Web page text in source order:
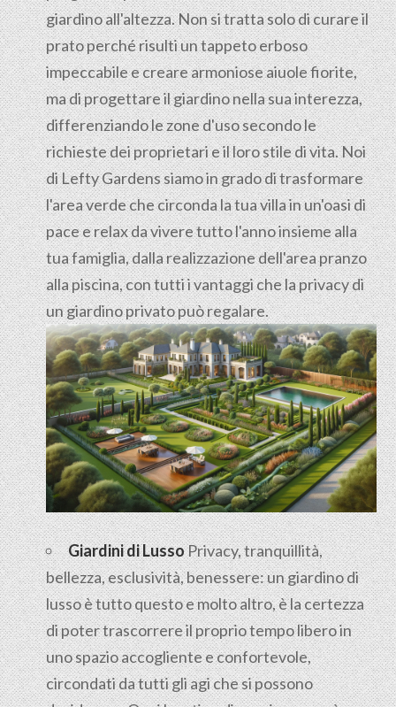
giardino all'altezza. Non si tratta solo di curare il
prato perché risulti un tappeto erboso
impeccabile e creare armoniose aiuole fiorite,
ma di progettare il giardino nella sua interezza,
differenziando le zone d'uso secondo le
richieste dei proprietari e il loro stile di vita. Noi
di Lefty Gardens siamo in grado di trasformare
l'area verde che circonda la tua villa in un'oasi di
pace e relax da vivere tutto l'anno insieme alla
tua famiglia, dalla realizzazione dell'area pranzo
alla piscina, con tutti i vantaggi che la privacy di
un giardino privato può regalare.
Giardini di LussoPrivacy, tranquillità,
bellezza, esclusività, benessere: un giardino di
lusso è tutto questo e molto altro, è la certezza
di poter trascorrere il proprio tempo libero in
uno spazio accogliente e confortevole,
circondati da tutti gli agi che si possono